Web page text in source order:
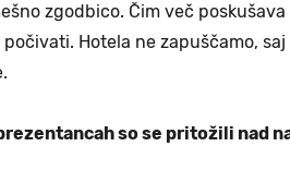
zgodbico. Čim več
Hotela ne zapuščamo,
so se pritožili nad